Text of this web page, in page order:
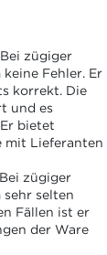
zügiger
Fehler. Er
korrekt. Die
und es
bietet
mit Lieferanten
zügiger
selten
Fällen ist er
der Ware